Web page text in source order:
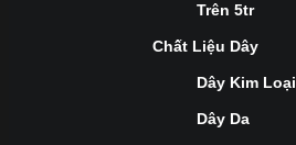
Trên 5tr
Chất Liệu Dây
Dây Kim Loại
Dây Da